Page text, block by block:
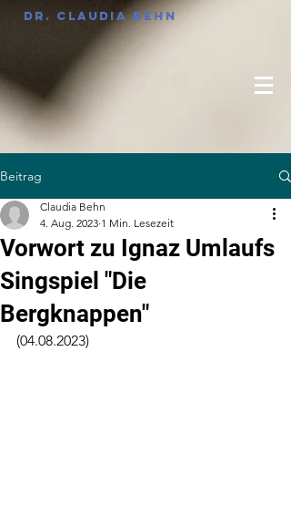
Dr. Claudia Behn
Beitrag
Vorwort zu Ignaz Umlaufs
Singspiel "Die
Bergknappen"
Claudia Behn
4. Aug. 2023 1 Min. Lesezeit
(04.08.2023)